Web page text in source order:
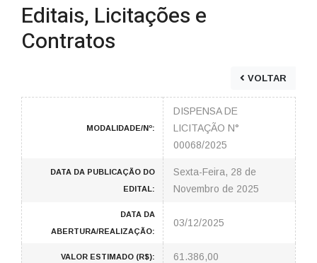
Editais, Licitações e
Contratos
VOLTAR
MODALIDADE/Nº:
DISPENSA DE
LICITAÇÃO N°
00068/2025
DATA DA PUBLICAÇÃO DO
EDITAL:
Sexta-Feira, 28 de
Novembro de 2025
DATA DA
ABERTURA/REALIZAÇÃO:
03/12/2025
VALOR ESTIMADO (R$): 61.386,00